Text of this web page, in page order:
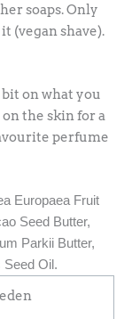
soaps. Only
(vegan shave).
bit on what you
on the skin for a
perfume
EuropaeaFruit
Seed Butter,
Parkii Butter,
Seed Oil.